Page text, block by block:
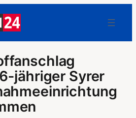
jähriger Syrer